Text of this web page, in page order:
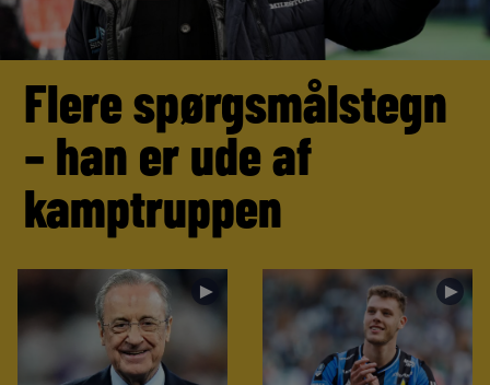
Flere spørgsmålstegn
– han er ude af
kamptruppen
► ►